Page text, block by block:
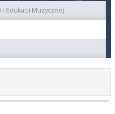
i Edukacji Muzycznej